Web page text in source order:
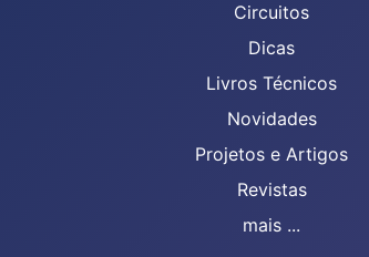
Circuitos
Dicas
Livros Técnicos
Novidades
Projetos e Artigos
Revistas
mais ...